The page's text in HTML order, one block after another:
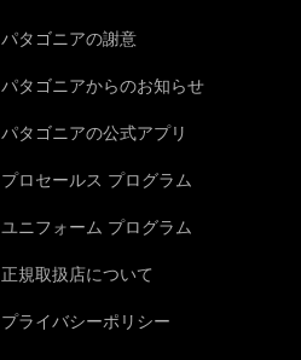
パタゴニアの謝意
パタゴニアからのお知らせ
パタゴニアの公式アプリ
プロセールス プログラム
ユニフォーム プログラム
正規取扱店について
プライバシーポリシー